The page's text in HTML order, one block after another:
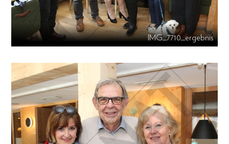
IMG_7710_ergebnis